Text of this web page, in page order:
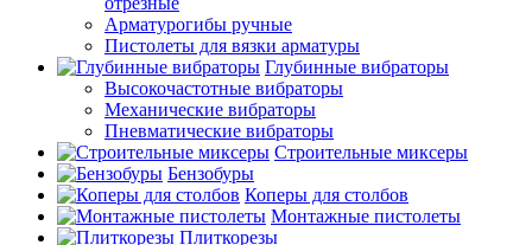
Арматурогибы ручные
Пистолеты для вязки арматуры
Глубинные вибраторы
Высокочастотные вибраторы
Механические вибраторы
Пневматические вибраторы
Строительные миксеры
Бензобуры
Коперы для столбов
Монтажные пистолеты
Плиткорезы